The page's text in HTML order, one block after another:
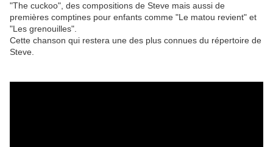
"The cuckoo", des compositions de Steve mais aussi de
premières comptines pour enfants comme "Le matou revient" et
"Les grenouilles".
Cette chanson qui restera une des plus connues du répertoire de
Steve.